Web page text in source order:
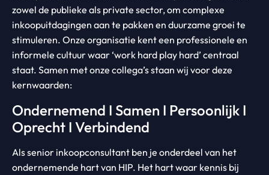
zowel de publieke als private sector, om complexe
inkoopuitdagingen aan te pakken en duurzame groei te
stimuleren. Onze organisatie kent een professionele en
informele cultuur waar ‘work hard play hard’ centraal
staat. Samen met onze collega’s staan wij voor deze
kernwaarden:
Ondernemend I Samen I Persoonlijk I
Oprecht I Verbindend
Als senior inkoopconsultant ben je onderdeel van het
ondernemende hart van HIP. Het hart waar kennis bij